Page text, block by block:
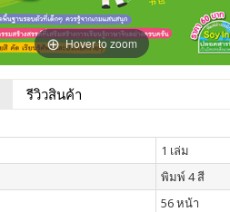
Hover to zoom
รีวิวสินค้า
1 เล่ม
พิมพ์ 4 สี
56 หน้า